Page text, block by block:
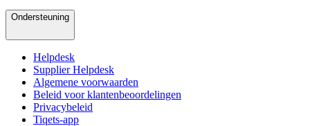
Ondersteuning
Helpdesk
Supplier Helpdesk
Algemene voorwaarden
Beleid voor klantenbeoordelingen
Privacybeleid
Tiqets-app